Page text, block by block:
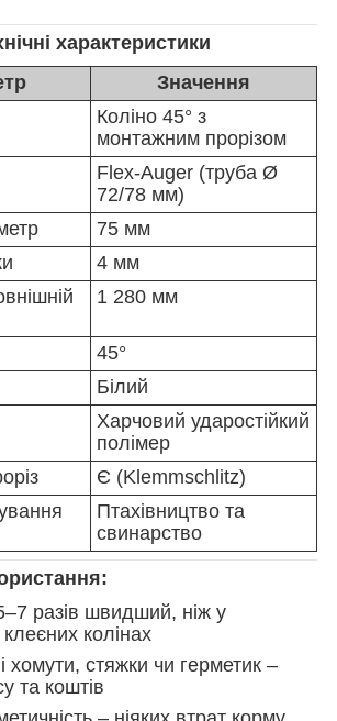
характеристики
Значення
Коліно 45° з
монтажним прорізом
Flex-Auger (труба Ø
72/78 мм)
75 мм
4 мм
1 280 мм
45°
Білий
Харчовий ударостійкий
полімер
Є (Klemmschlitz)
Птахівництво та
свинарство
разів швидший, ніж у
колінах
хомути, стяжки чи герметик –
та коштів